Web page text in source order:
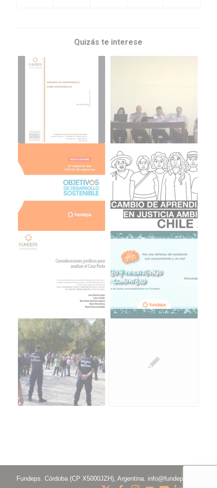
Quizás te interese
Fundeps. Córdoba (CP X5000JZH), Argentina. info@fundeps.org